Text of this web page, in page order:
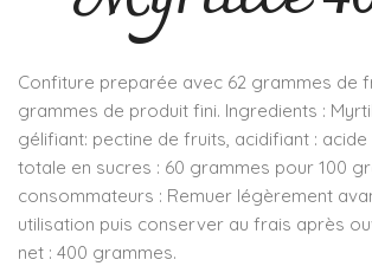
Confiture preparée avec 62 grammes de
grammes de produit fini. Ingredients :
gélifiant: pectine de fruits, acidifiant : acide
totale en sucres : 60 grammes pour 100
consommateurs : Remuer légèrement
utilisation puis conserver au frais après
net : 400 grammes.